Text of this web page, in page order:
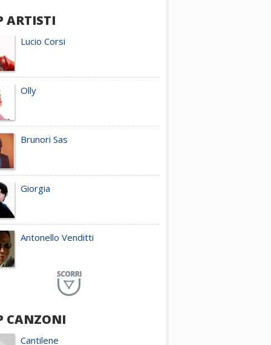
ARTISTI
Lucio Corsi
Olly
Brunori Sas
Giorgia
Antonello Venditti
Planet Funk
Achille Lauro
CANZONI
Cantilene